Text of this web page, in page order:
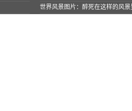
世界风景图片：醉死在这样的风景